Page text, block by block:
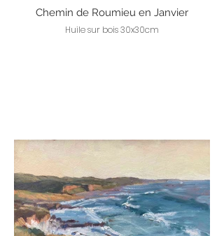
Chemin de Roumieu en Janvier
Huile sur bois 30x30cm